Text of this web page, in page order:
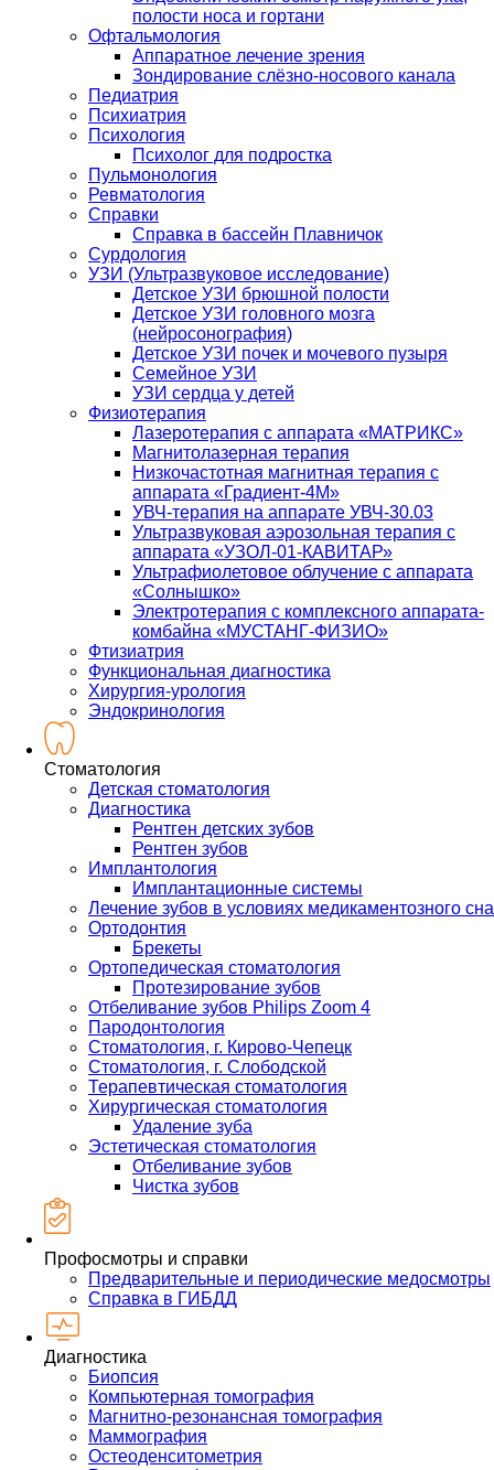
полости носа и гортани
Офтальмология
Аппаратное лечение зрения
Зондирование слёзно-носового канала
Педиатрия
Психиатрия
Психология
Психолог для подростка
Пульмонология
Ревматология
Справки
Справка в бассейн Плавничок
Сурдология
УЗИ (Ультразвуковое исследование)
Детское УЗИ брюшной полости
Детское УЗИ головного мозга
(нейросонография)
Детское УЗИ почек и мочевого пузыря
Семейное УЗИ
УЗИ сердца у детей
Физиотерапия
Лазеротерапия с аппарата «МАТРИКС»
Магнитолазерная терапия
Низкочастотная магнитная терапия с
аппарата «Градиент-4М»
УВЧ-терапия на аппарате УВЧ-30.03
Ультразвуковая аэрозольная терапия с
аппарата «УЗОЛ-01-КАВИТАР»
Ультрафиолетовое облучение с аппарата
«Солнышко»
Электротерапия с комплексного аппарата-
комбайна «МУСТАНГ-ФИЗИО»
Фтизиатрия
Функциональная диагностика
Хирургия-урология
Эндокринология
Стоматология
Детская стоматология
Диагностика
Рентген детских зубов
Рентген зубов
Имплантология
Имплантационные системы
Лечение зубов в условиях медикаментозного сна
Ортодонтия
Брекеты
Ортопедическая стоматология
Протезирование зубов
Отбеливание зубов Philips Zoom 4
Пародонтология
Стоматология, г. Кирово-Чепецк
Стоматология, г. Слободской
Терапевтическая стоматология
Хирургическая стоматология
Удаление зуба
Эстетическая стоматология
Отбеливание зубов
Чистка зубов
Профосмотры и справки
Предварительные и периодические медосмотры
Справка в ГИБДД
Диагностика
Биопсия
Компьютерная томография
Магнитно-резонансная томография
Маммография
Остеоденситометрия